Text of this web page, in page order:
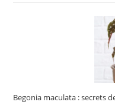
Begonia maculata : secrets